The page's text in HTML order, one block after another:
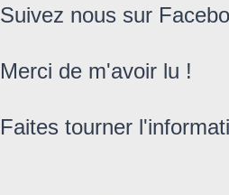
Suivez nous sur
Merci de m'avoir lu !
Faites tourner